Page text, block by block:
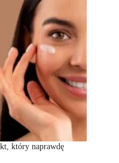
który naprawdę